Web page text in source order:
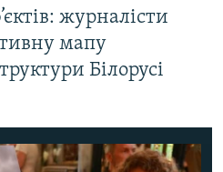
журналісти
мапу
Білорусі